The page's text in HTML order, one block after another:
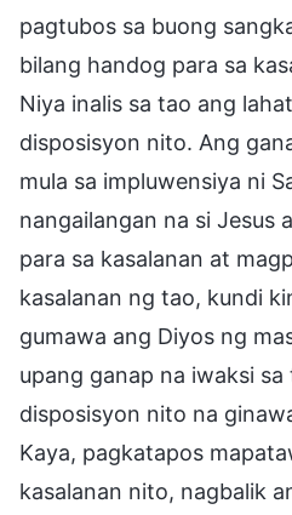
pagtubos sa buong
bilang handog para sa
Niya inalis sa tao ang
disposisyon nito. Ang
mula sa impluwensiya ni
nangailangan na si Jesus
para sa kasalanan at
kasalanan ng tao, kundi
gumawa ang Diyos ng
upang ganap na iwaksi sa
disposisyon nito na
Kaya, pagkatapos
kasalanan nito, nagbalik